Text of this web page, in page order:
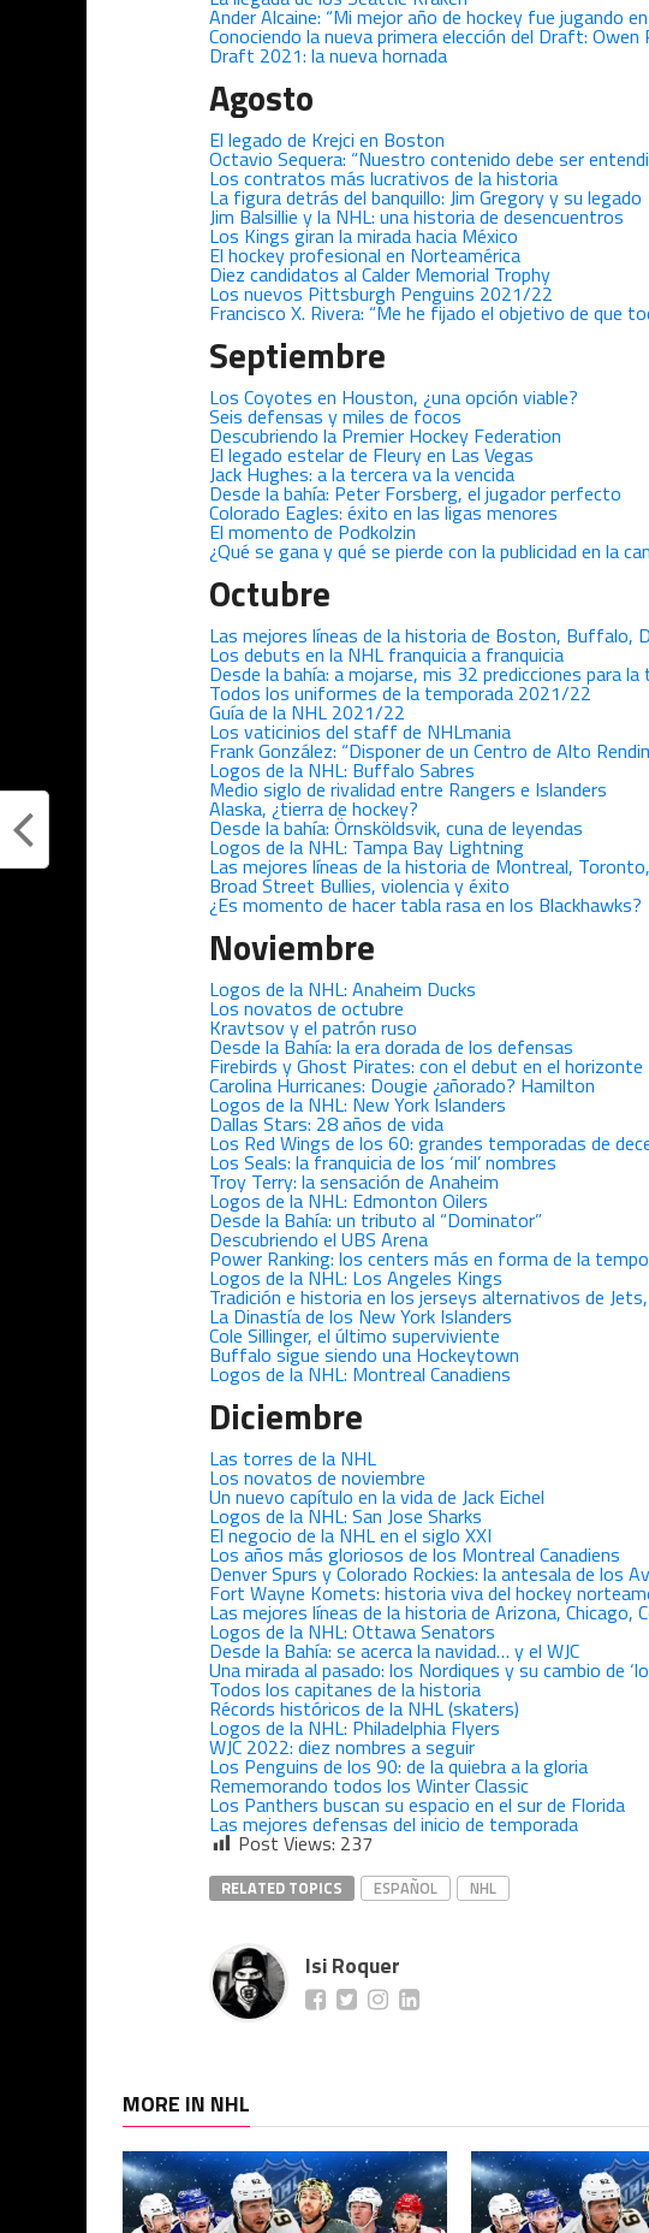
Ander Alcaine: “Mi mejor año de hockey fue jugando
Conociendo la nueva primera elección del Draft: Owen
Draft 2021: la nueva hornada
Agosto
El legado de Krejci en Boston
Octavio Sequera: “Nuestro contenido debe ser
Los contratos más lucrativos de la historia
La figura detrás del banquillo: Jim Gregory y su legado
Jim Balsillie y la NHL: una historia de desencuentros
Los Kings giran la mirada hacia México
El hockey profesional en Norteamérica
Diez candidatos al Calder Memorial Trophy
Los nuevos Pittsburgh Penguins 2021/22
Francisco X. Rivera: “Me he fijado el objetivo de que
Septiembre
Los Coyotes en Houston, ¿una opción viable?
Seis defensas y miles de focos
Descubriendo la Premier Hockey Federation
El legado estelar de Fleury en Las Vegas
Jack Hughes: a la tercera va la vencida
Desde la bahía: Peter Forsberg, el jugador perfecto
Colorado Eagles: éxito en las ligas menores
El momento de Podkolzin
¿Qué se gana y qué se pierde con la publicidad en la
Octubre
Las mejores líneas de la historia de Boston, Buffalo,
Los debuts en la NHL franquicia a franquicia
Desde la bahía: a mojarse, mis 32 predicciones para
Todos los uniformes de la temporada 2021/22
Guía de la NHL 2021/22
Los vaticinios del staff de NHLmania
Frank González: “Disponer de un Centro de Alto
Logos de la NHL: Buffalo Sabres
Medio siglo de rivalidad entre Rangers e Islanders
Alaska, ¿tierra de hockey?
Desde la bahía: Örnsköldsvik, cuna de leyendas
Logos de la NHL: Tampa Bay Lightning
Las mejores líneas de la historia de Montreal,
Broad Street Bullies, violencia y éxito
¿Es momento de hacer tabla rasa en los Blackhawks?
Noviembre
Logos de la NHL: Anaheim Ducks
Los novatos de octubre
Kravtsov y el patrón ruso
Desde la Bahía: la era dorada de los defensas
Firebirds y Ghost Pirates: con el debut en el horizonte
Carolina Hurricanes: Dougie ¿añorado? Hamilton
Logos de la NHL: New York Islanders
Dallas Stars: 28 años de vida
Los Red Wings de los 60: grandes temporadas de
Los Seals: la franquicia de los ‘mil’ nombres
Troy Terry: la sensación de Anaheim
Logos de la NHL: Edmonton Oilers
Desde la Bahía: un tributo al “Dominator”
Descubriendo el UBS Arena
Power Ranking: los centers más en forma de la
Logos de la NHL: Los Angeles Kings
Tradición e historia en los jerseys alternativos de
La Dinastía de los New York Islanders
Cole Sillinger, el último superviviente
Buffalo sigue siendo una Hockeytown
Logos de la NHL: Montreal Canadiens
Diciembre
Las torres de la NHL
Los novatos de noviembre
Un nuevo capítulo en la vida de Jack Eichel
Logos de la NHL: San Jose Sharks
El negocio de la NHL en el siglo XXI
Los años más gloriosos de los Montreal Canadiens
Denver Spurs y Colorado Rockies: la antesala de los
Fort Wayne Komets: historia viva del hockey
Las mejores líneas de la historia de Arizona, Chicago,
Logos de la NHL: Ottawa Senators
Desde la Bahía: se acerca la navidad… y el WJC
Una mirada al pasado: los Nordiques y su cambio de
Todos los capitanes de la historia
Récords históricos de la NHL (skaters)
Logos de la NHL: Philadelphia Flyers
WJC 2022: diez nombres a seguir
Los Penguins de los 90: de la quiebra a la gloria
Rememorando todos los Winter Classic
Los Panthers buscan su espacio en el sur de Florida
Las mejores defensas del inicio de temporada
Post Views: 237
RELATED TOPICS ESPAÑOL NHL
Isi Roquer
MORE IN NHL